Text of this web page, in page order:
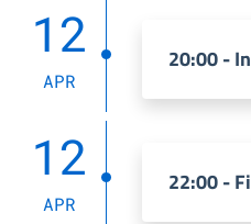
12
APR
20:00 -
12
APR
22:00 -